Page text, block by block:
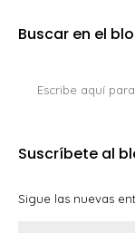
Buscar en el
Suscríbete al
Sigue las nuevas